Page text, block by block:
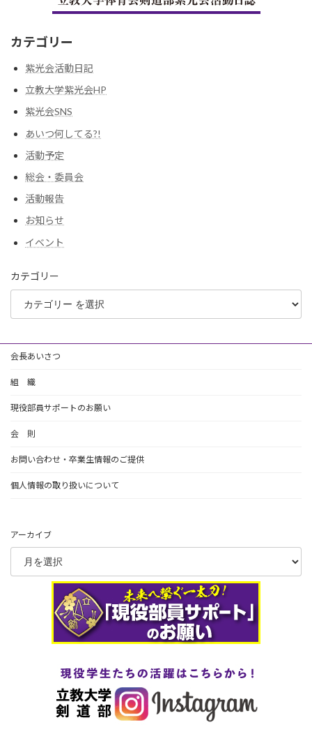
カテゴリー
紫光会活動日記
立教大学紫光会HP
紫光会SNS
あいつ何してる?!
活動予定
総会・委員会
活動報告
お知らせ
イベント
カテゴリー
会長あいさつ
組 織
現役部員サポートのお願い
会 則
お問い合わせ・卒業生情報のご提供
個人情報の取り扱いについて
アーカイブ